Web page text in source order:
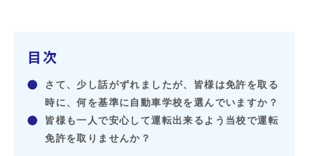
目次
さて、少し話がずれましたが、皆様は免許を取る
時に、何を基準に自動車学校を選んでいますか？
皆様も一人で安心して運転出来るよう当校で運転
免許を取りませんか？